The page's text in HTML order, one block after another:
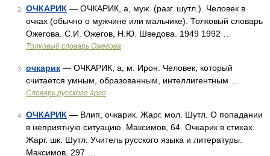
2 ОЧКАРИК — ОЧКАРИК, а, муж. (разг. шутл.). Человек в
очках (обычно о мужчине или мальчике). Толковый словарь
Ожегова. С.И. Ожегов, Н.Ю. Шведова. 1949 1992 …
Толковый словарь Ожегова
3 очкарик — ОЧКАРИК, а, м. Ирон. Человек, который
считается умным, образованным, интеллигентным …
Словарь русского арго
4 ОЧКАРИК — Влип, очкарик. Жарг. мол. Шутл. О попадании
в неприятную ситуацию. Максимов, 64. Очкарик в стихах.
Жарг. шк. Шутл. Учитель русского языка и литературы.
Максимов, 297 …